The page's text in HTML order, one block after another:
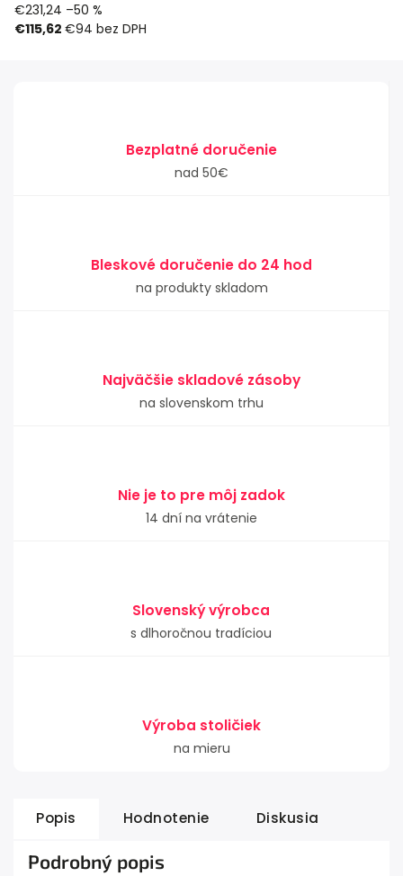
€231,24 –50 %
€115,62 €94 bez DPH
Bezplatné doručenie
nad 50€
Bleskové doručenie do 24 hod
na produkty skladom
Najväčšie skladové zásoby
na slovenskom trhu
Nie je to pre môj zadok
14 dní na vrátenie
Slovenský výrobca
s dlhoročnou tradíciou
Výroba stoličiek
na mieru
Popis Hodnotenie Diskusia
Podrobný popis